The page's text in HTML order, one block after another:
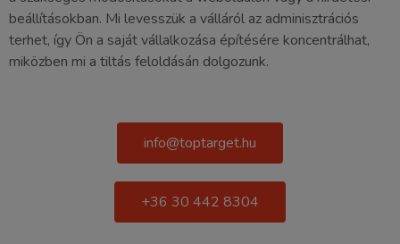
beállításokban. Mi levesszük a válláról az adminisztrációs
terhet, így Ön a saját vállalkozása építésére koncentrálhat,
miközben mi a tiltás feloldásán dolgozunk.
info@toptarget.hu
+36 30 442 8304